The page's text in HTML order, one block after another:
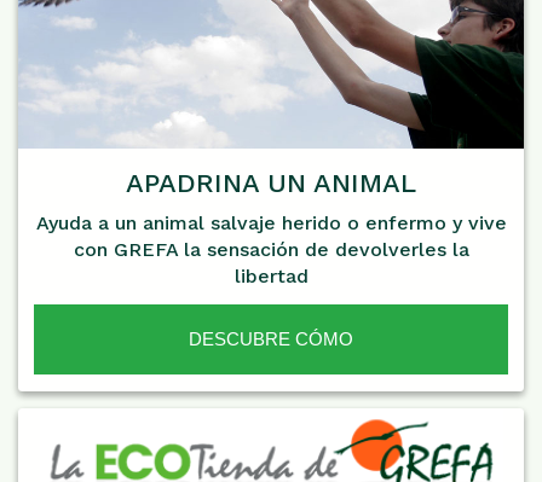
APADRINA UN ANIMAL
Ayuda a un animal salvaje herido o enfermo y vive
con GREFA la sensación de devolverles la
libertad
DESCUBRE CÓMO